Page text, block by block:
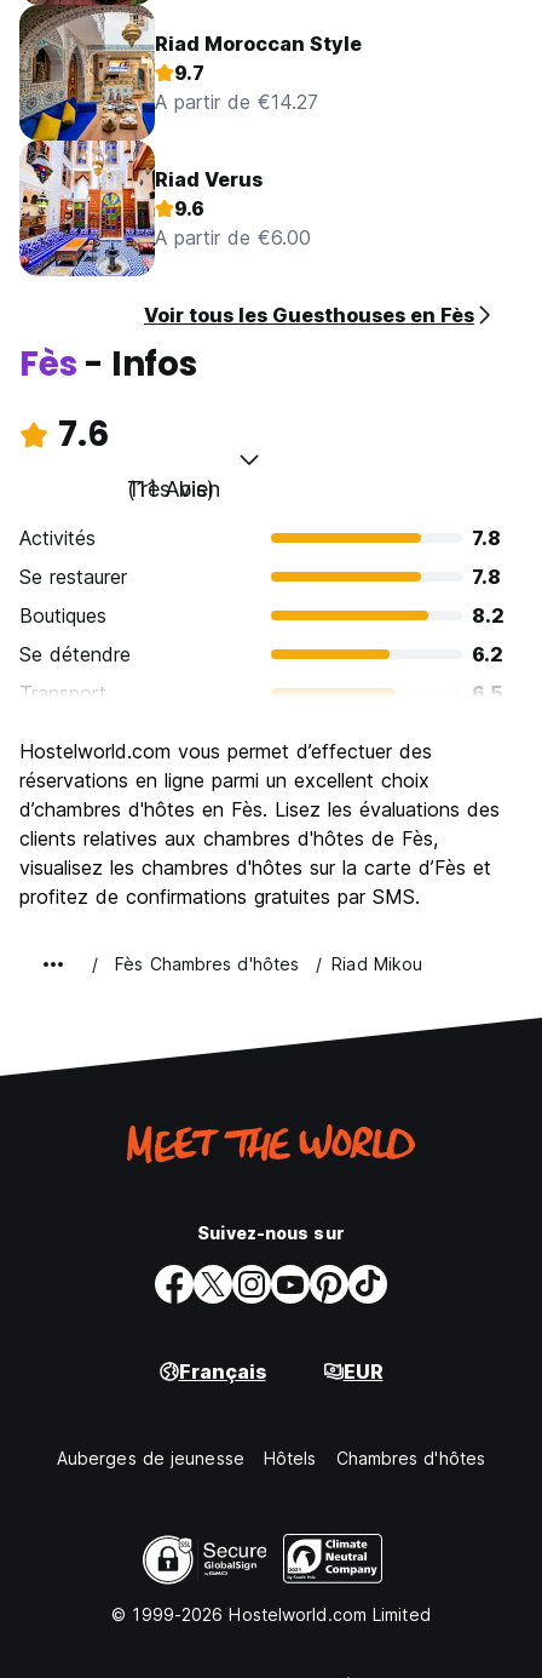
Riad Moroccan Style
9.7
A partir de €14.27
Riad Verus
9.6
A partir de €6.00
Voir tous les Guesthouses en Fès
Fès - Infos
7.6
Très bien
(11 Avis)
Activités
7.8
Se restaurer
7.8
Boutiques
8.2
Se détendre
6.2
Transport
6.5
Culture
Sortir le soir / faire la fête
5.5
Bonnes affaires
Hostelworld.com vous permet d’effectuer des
réservations en ligne parmi un excellent choix
d’chambres d'hôtes en Fès. Lisez les évaluations des
clients relatives aux chambres d'hôtes de Fès,
visualisez les chambres d'hôtes sur la carte d’Fès et
profitez de confirmations gratuites par SMS.
Fès Chambres d'hôtes Riad Mikou
Suivez-nous sur
Français EUR
Auberges de jeunesse Hôtels Chambres d'hôtes
© 1999-2026 Hostelworld.com Limited